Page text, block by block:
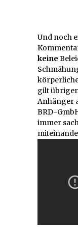
Und noch
keine
gilt
Anhänger
BRD-
immer